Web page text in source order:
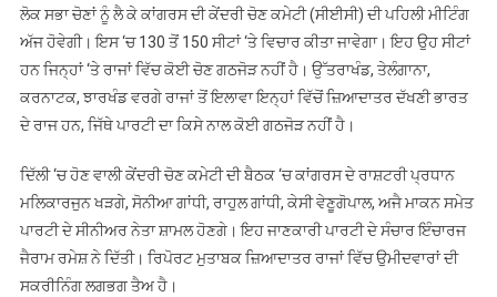
ਦੀ
ਕੇਂਦਰੀ
ਕਮੇਟੀ
ਲੋਕ ਸਭਾ ਚੋਣਾਂ ਨੂੰ ਲੈ ਕੇ ਕਾਂਗਰਸ ਦੀ ਕੇਂਦਰੀ ਚੋਣ ਕਮੇਟੀ (ਸੀਈਸੀ) ਦੀ ਪਹਿਲੀ ਮੀਟਿੰਗ
ਅੱਜ ਹੋਵੇਗੀ। ਇਸ ‘ਚ 130 ਤੋਂ 150 ਸੀਟਾਂ ‘ਤੇ ਵਿਚਾਰ ਕੀਤਾ ਜਾਵੇਗਾ। ਇਹ ਉਹ ਸੀਟਾਂ
ਹਨ ਜਿਨ੍ਹਾਂ ‘ਤੇ ਰਾਜਾਂ ਵਿੱਚ ਕੋਈ ਚੋਣ ਗਠਜੋੜ ਨਹੀਂ ਹੈ। ਉੱਤਰਾਖੰਡ, ਤੇਲੰਗਾਨਾ,
ਕਰਨਾਟਕ, ਝਾਰਖੰਡ ਵਰਗੇ ਰਾਜਾਂ ਤੋਂ ਇਲਾਵਾ ਇਨ੍ਹਾਂ ਵਿੱਚੋਂ ਜ਼ਿਆਦਾਤਰ ਦੱਖਣੀ ਭਾਰਤ
ਦੇ ਰਾਜ ਹਨ, ਜਿੱਥੇ ਪਾਰਟੀ ਦਾ ਕਿਸੇ ਨਾਲ ਕੋਈ ਗਠਜੋੜ ਨਹੀਂ ਹੈ।
ਦਿੱਲੀ ‘ਚ ਹੋਣ ਵਾਲੀ ਕੇਂਦਰੀ ਚੋਣ ਕਮੇਟੀ ਦੀ ਬੈਠਕ ‘ਚ ਕਾਂਗਰਸ ਦੇ ਰਾਸ਼ਟਰੀ ਪ੍ਰਧਾਨ
ਮਲਿਕਾਰਜੁਨ ਖੜਗੇ, ਸੋਨੀਆ ਗਾਂਧੀ, ਰਾਹੁਲ ਗਾਂਧੀ, ਕੇਸੀ ਵੇਣੂਗੋਪਾਲ, ਅਜੈ ਮਾਕਨ ਸਮੇਤ
ਪਾਰਟੀ ਦੇ ਸੀਨੀਅਰ ਨੇਤਾ ਸ਼ਾਮਲ ਹੋਣਗੇ। ਇਹ ਜਾਣਕਾਰੀ ਪਾਰਟੀ ਦੇ ਸੰਚਾਰ ਇੰਚਾਰਜ
ਜੈਰਾਮ ਰਮੇਸ਼ ਨੇ ਦਿੱਤੀ। ਰਿਪੋਰਟ ਮੁਤਾਬਕ ਜ਼ਿਆਦਾਤਰ ਰਾਜਾਂ ਵਿੱਚ ਉਮੀਦਵਾਰਾਂ ਦੀ
ਸਕਰੀਨਿੰਗ ਲਗਭਗ ਤੈਅ ਹੈ।